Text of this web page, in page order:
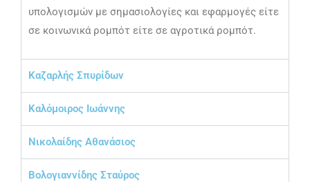
υπολογισμών με σημασιολογίες και εφαρμογές είτε
σε κοινωνικά ρομπότ είτε σε αγροτικά ρομπότ.
Καζαρλής Σπυρίδων
Καλόμοιρος Ιωάννης
Νικολαίδης Αθανάσιος
Βολογιαννίδης Σταύρος